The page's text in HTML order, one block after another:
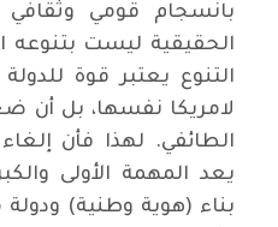
بانسجام قومي وثقافي
الحقيقية ليست بتنوعه
التنوع يعتبر قوة
لامريكا نفسها، بل أن
الطائفي. لهذا فأن
يعد المهمة الأولى
بناء (هوية وطنية)